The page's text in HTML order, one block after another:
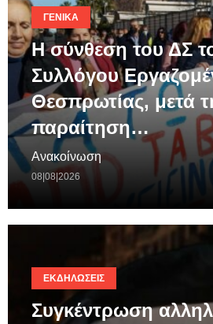
ΓΕΝΙΚΆ
Η σύνθεση του ΔΣ
Συλλόγου
Θεσπρωτίας, μετά
παραίτηση…
Ανακοίνωση
08|08|2026
ΕΚΔΗΛΏΣΕΙΣ
Συγκέντρωση